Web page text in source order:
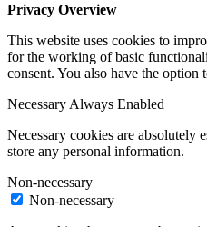
Privacy Overview
This website uses cookies to
for the working of basic
consent. You also have the
Necessary Always Enabled
Necessary cookies are absolutely
store any personal information.
Non-necessary
Non-necessary